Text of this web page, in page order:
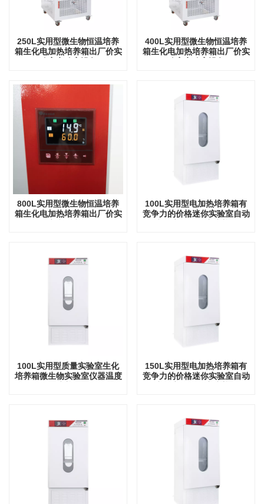
250L实用型微生物恒温培养
箱生化电加热培养箱出厂价实
400L实用型微生物恒温培养
箱生化电加热培养箱出厂价实
800L实用型微生物恒温培养
箱生化电加热培养箱出厂价实
100L实用型电加热培养箱有
竞争力的价格迷你实验室自动
100L实用型质量实验室生化
培养箱微生物实验室仪器温度
150L实用型电加热培养箱有
竞争力的价格迷你实验室自动